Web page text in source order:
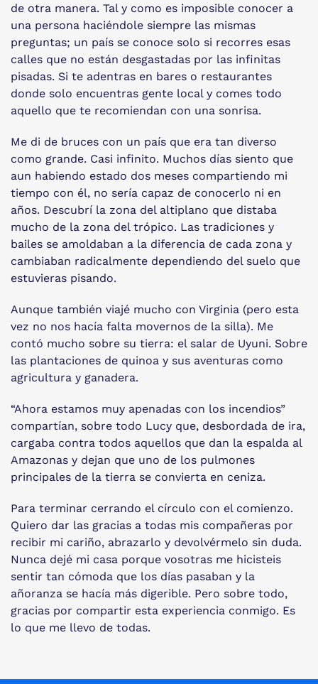
de otra manera. Tal y como es imposible conocer a
una persona haciéndole siempre las mismas
preguntas; un país se conoce solo si recorres esas
calles que no están desgastadas por las infinitas
pisadas. Si te adentras en bares o restaurantes
donde solo encuentras gente local y comes todo
aquello que te recomiendan con una sonrisa.
Me di de bruces con un país que era tan diverso
como grande. Casi infinito. Muchos días siento que
aun habiendo estado dos meses compartiendo mi
tiempo con él, no sería capaz de conocerlo ni en
años. Descubrí la zona del altiplano que distaba
mucho de la zona del trópico. Las tradiciones y
bailes se amoldaban a la diferencia de cada zona y
cambiaban radicalmente dependiendo del suelo que
estuvieras pisando.
Aunque también viajé mucho con Virginia (pero esta
vez no nos hacía falta movernos de la silla). Me
contó mucho sobre su tierra: el salar de Uyuni. Sobre
las plantaciones de quinoa y sus aventuras como
agricultura y ganadera.
“Ahora estamos muy apenadas con los incendios”
compartían, sobre todo Lucy que, desbordada de ira,
cargaba contra todos aquellos que dan la espalda al
Amazonas y dejan que uno de los pulmones
principales de la tierra se convierta en ceniza.
Para terminar cerrando el círculo con el comienzo.
Quiero dar las gracias a todas mis compañeras por
recibir mi cariño, abrazarlo y devolvérmelo sin duda.
Nunca dejé mi casa porque vosotras me hicisteis
sentir tan cómoda que los días pasaban y la
añoranza se hacía más digerible. Pero sobre todo,
gracias por compartir esta experiencia conmigo. Es
lo que me llevo de todas.